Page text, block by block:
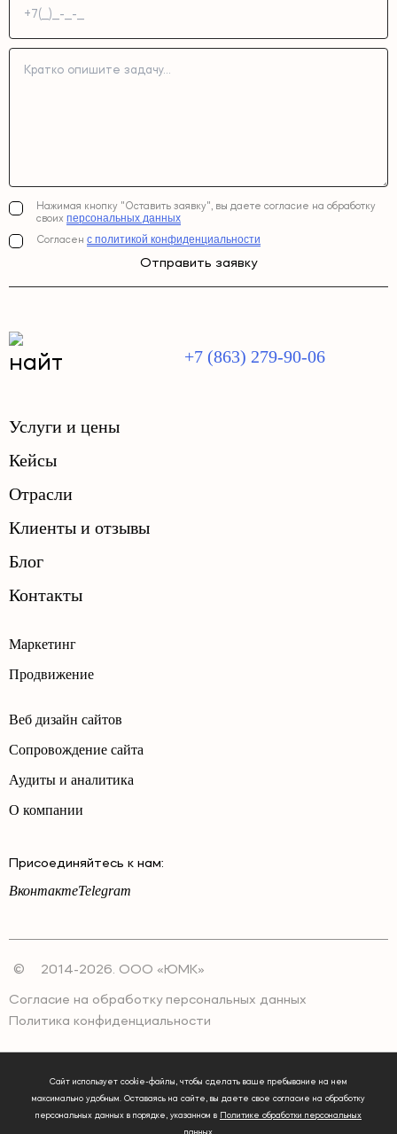
Нажимая кнопку "Оставить заявку", вы даете согласие на обработку
своих персональных данных
Согласен с политикой конфиденциальности
Отправить заявку
+7 (863) 279-90-06
Маркетинг
Продвижение
Веб дизайн сайтов
Сопровождение сайта
Аудиты и аналитика
О компании
Присоединяйтесь к нам:
ВконтактеTelegram
Услуги и цены
Кейсы
Отрасли
Клиенты и отзывы
Блог
Контакты
© 2014-2026. ООО «ЮМК»
Согласие на обработку персональных данных
Политика конфиденциальности
Сайт использует cookie-файлы, чтобы сделать ваше пребывание на нем
максимально удобным. Оставаясь на сайте, вы даете свое согласие на обработку
персональных данных в порядке, указанном в Политике обработки персональных
данных.